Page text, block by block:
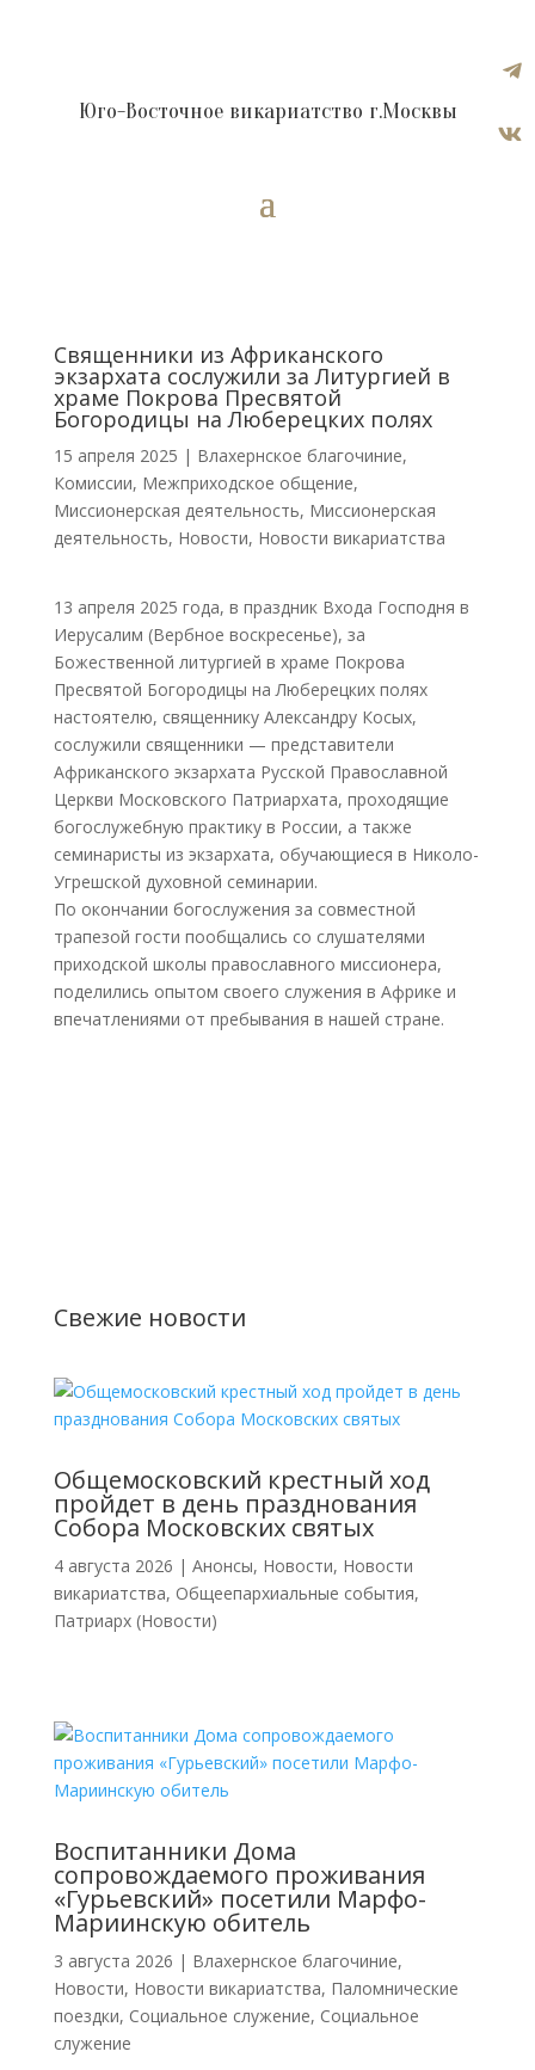


Юго-Восточное викариатство г.Москвы
Священники из Африканского
экзархата сослужили за Литургией в
храме Покрова Пресвятой
Богородицы на Люберецких полях
15 апреля 2025 | Влахернское благочиние,
Комиссии, Межприходское общение,
Миссионерская деятельность, Миссионерская
деятельность, Новости, Новости викариатства
13 апреля 2025 года, в праздник Входа Господня в
Иерусалим (Вербное воскресенье), за
Божественной литургией в храме Покрова
Пресвятой Богородицы на Люберецких полях
настоятелю, священнику Александру Косых,
сослужили священники — представители
Африканского экзархата Русской Православной
Церкви Московского Патриархата, проходящие
богослужебную практику в России, а также
семинаристы из экзархата, обучающиеся в Николо-
Угрешской духовной семинарии.
По окончании богослужения за совместной
трапезой гости пообщались со слушателями
приходской школы православного миссионера,
поделились опытом своего служения в Африке и
впечатлениями от пребывания в нашей стране.
Свежие новости
Общемосковский крестный ход
пройдет в день празднования
Собора Московских святых
4 августа 2026 | Анонсы, Новости, Новости
викариатства, Общеепархиальные события,
Патриарх (Новости)
Воспитанники Дома
сопровождаемого проживания
«Гурьевский» посетили Марфо-
Мариинскую обитель
3 августа 2026 | Влахернское благочиние,
Новости, Новости викариатства, Паломнические
поездки, Социальное служение, Социальное
служение